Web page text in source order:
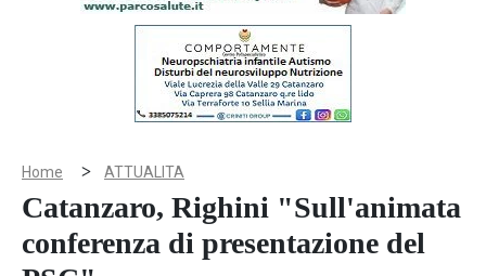
Home > ATTUALITA
Catanzaro, Righini "Sull'animata
conferenza di presentazione del